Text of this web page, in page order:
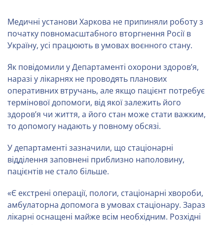
Медичні установи Харкова не припиняли роботу з
початку повномасштабного вторгнення Росії в
Україну, усі працюють в умовах воєнного стану.
Як повідомили у Департаменті охорони здоров’я,
наразі у лікарнях не проводять планових
оперативних втручань, але якщо пацієнт потребує
термінової допомоги, від якої залежить його
здоров’я чи життя, а його стан може стати важким,
то допомогу надають у повному обсязі.
У департаменті зазначили, що стаціонарні
відділення заповнені приблизно наполовину,
пацієнтів не стало більше.
«Є екстрені операції, пологи, стаціонарні хвороби,
амбулаторна допомога в умовах стаціонару. Зараз
лікарні оснащені майже всім необхідним. Розхідні